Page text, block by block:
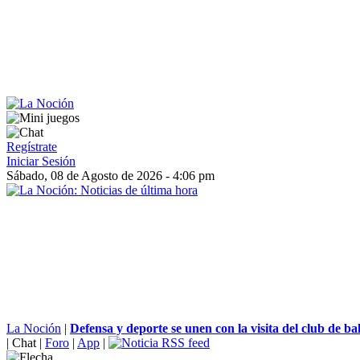
Regístrate
Iniciar Sesión
Sábado, 08 de Agosto de 2026 - 4:06 pm
La Noción | Defensa y deporte se unen con la visita del club de
| Chat | Foro | App |